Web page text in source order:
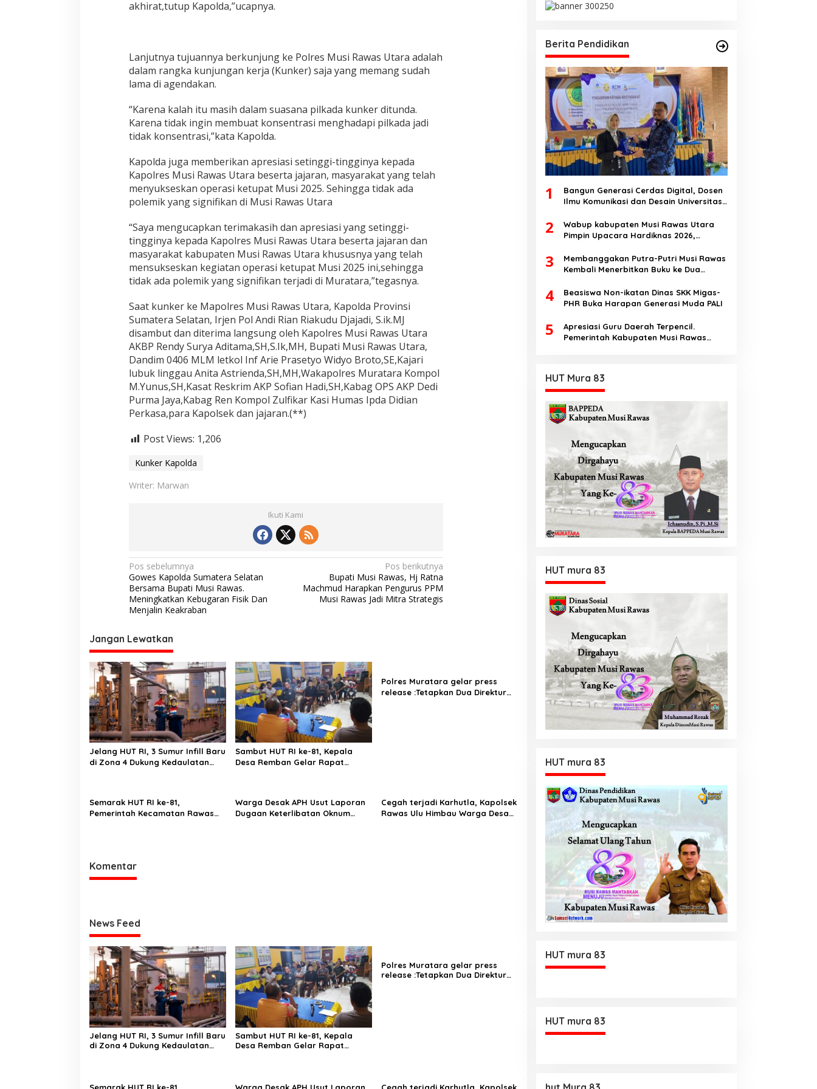
l
a
n
a
a
n
a
r
k
i
k
a
akhirat,tutup Kapolda,”ucapnya.
Lanjutnya tujuannya berkunjung ke Polres Musi Rawas Utara adalah
dalam rangka kunjungan kerja (Kunker) saja yang memang sudah
lama di agendakan.
“Karena kalah itu masih dalam suasana pilkada kunker ditunda.
Karena tidak ingin membuat konsentrasi menghadapi pilkada jadi
tidak konsentrasi,”kata Kapolda.
Kapolda juga memberikan apresiasi setinggi-tingginya kepada
Kapolres Musi Rawas Utara beserta jajaran, masyarakat yang telah
menyukseskan operasi ketupat Musi 2025. Sehingga tidak ada
polemik yang signifikan di Musi Rawas Utara
“Saya mengucapkan terimakasih dan apresiasi yang setinggi-
tingginya kepada Kapolres Musi Rawas Utara beserta jajaran dan
masyarakat kabupaten Musi Rawas Utara khususnya yang telah
mensukseskan kegiatan operasi ketupat Musi 2025 ini,sehingga
tidak ada polemik yang signifikan terjadi di Muratara,”tegasnya.
Saat kunker ke Mapolres Musi Rawas Utara, Kapolda Provinsi
Sumatera Selatan, Irjen Pol Andi Rian Riakudu Djajadi, S.ik.MJ
disambut dan diterima langsung oleh Kapolres Musi Rawas Utara
AKBP Rendy Surya Aditama,SH,S.Ik,MH, Bupati Musi Rawas Utara,
Dandim 0406 MLM letkol Inf Arie Prasetyo Widyo Broto,SE,Kajari
lubuk linggau Anita Astrienda,SH,MH,Wakapolres Muratara Kompol
M.Yunus,SH,Kasat Reskrim AKP Sofian Hadi,SH,Kabag OPS AKP Dedi
Purma Jaya,Kabag Ren Kompol Zulfikar Kasi Humas Ipda Didian
Perkasa,para Kapolsek dan jajaran.(**)
Post Views: 1,206
Kunker Kapolda
Writer: Marwan
Ikuti Kami
N
a
v
i
g
a
s
i
p
o
s
Pos sebelumnya
Gowes Kapolda Sumatera Selatan
Bersama Bupati Musi Rawas.
Meningkatkan Kebugaran Fisik Dan
Menjalin Keakraban
Pos berikutnya
Bupati Musi Rawas, Hj Ratna
Machmud Harapkan Pengurus PPM
Musi Rawas Jadi Mitra Strategis
Jangan Lewatkan
Jelang HUT RI, 3 Sumur Infill Baru
di Zona 4 Dukung Kedaulatan
Sambut HUT RI ke-81, Kepala
Desa Remban Gelar Rapat
Polres Muratara gelar press
release :Tetapkan Dua Direktur
Semarak HUT RI ke-81,
Pemerintah Kecamatan Rawas
Warga Desak APH Usut Laporan
Dugaan Keterlibatan Oknum
Cegah terjadi Karhutla, Kapolsek
Rawas Ulu Himbau Warga Desa
Komentar
News Feed
Jelang HUT RI, 3 Sumur Infill Baru
di Zona 4 Dukung Kedaulatan
Sambut HUT RI ke-81, Kepala
Desa Remban Gelar Rapat
Polres Muratara gelar press
release :Tetapkan Dua Direktur
Semarak HUT RI ke-81, Warga Desak APH Usut Laporan Cegah terjadi Karhutla, Kapolsek
Berita Pendidikan
1
Bangun Generasi Cerdas Digital, Dosen
Ilmu Komunikasi dan Desain Universitas
Disinformasi AI dan Hate Speech di SMK
Ikhlas Jawilan
2
Wabup kabupaten Musi Rawas Utara
Pimpin Upacara Hardiknas 2026,
berakhlak
3
Membanggakan Putra-Putri Musi Rawas
Kembali Menerbitkan Buku ke Dua
4
Beasiswa Non-ikatan Dinas SKK Migas-
PHR Buka Harapan Generasi Muda PALI
5
Apresiasi Guru Daerah Terpencil.
Pemerintah Kabupaten Musi Rawas
HUT Mura 83
HUT mura 83
HUT mura 83
HUT mura 83
HUT mura 83